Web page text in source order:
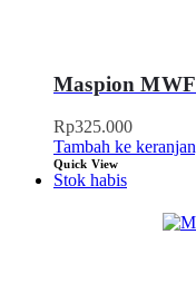
Maspion
Rp325.000
Tambah ke
Quick View
Stok habis